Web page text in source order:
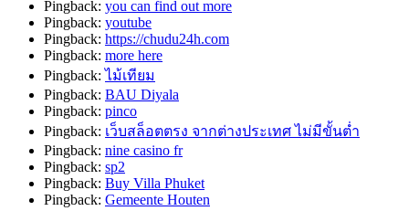
Pingback: you can find out more
Pingback: youtube
Pingback: https://chudu24h.com
Pingback: more here
Pingback:ไม้เทียม
Pingback: BAU Diyala
Pingback: pinco
Pingback: เว็บสล็อตตรง จากต่างประเทศ ไม่มีขั้นต่ำ
Pingback: nine casino fr
Pingback: sp2
Pingback: Buy Villa Phuket
Pingback: Gemeente Houten